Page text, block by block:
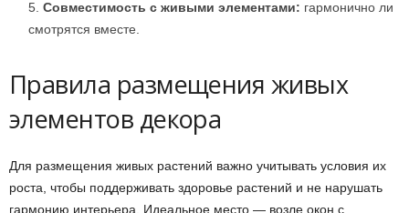
Совместимость с живыми элементами: гармонично ли
смотрятся вместе.
Правила размещения живых
элементов декора
Для размещения живых растений важно учитывать условия их
роста, чтобы поддерживать здоровье растений и не нарушать
гармонию интерьера. Идеальное место — возле окон с